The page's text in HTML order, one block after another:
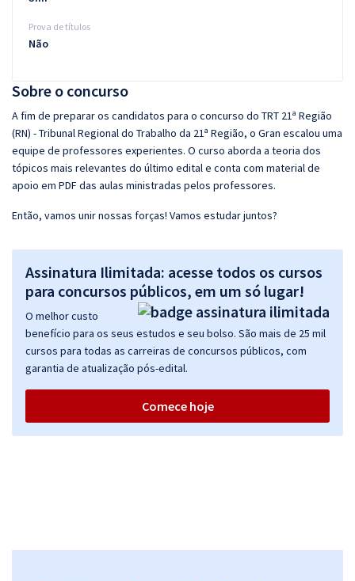
Sobre o concurso
A fim de preparar os candidatos para o concurso do TRT 21ª Região
(RN) - Tribunal Regional do Trabalho da 21ª Região, o Gran escalou uma
equipe de professores experientes. O curso aborda a teoria dos
tópicos mais relevantes do último edital e conta com material de
apoio em PDF das aulas ministradas pelos professores.
Então, vamos unir nossas forças! Vamos estudar juntos?
Assinatura Ilimitada: acesse todos os cursos
para concursos públicos, em um só lugar!
O melhor custo
benefício para os seus estudos e seu bolso. São mais de 25 mil
cursos para todas as carreiras de concursos públicos, com
garantia de atualização pós-edital.
Comece hoje
Prova de títulos
Não